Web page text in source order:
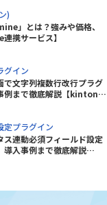
)
」とは？強みや価格、
携サービス】
グイン
文字列複数行改行プラグ
例まで徹底解説【kintone
定プラグイン
連動必須フィールド設定
導入事例まで徹底解説